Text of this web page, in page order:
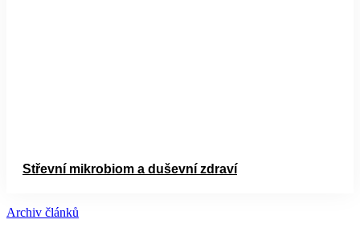
Střevní mikrobiom a duševní zdraví
Archiv článků